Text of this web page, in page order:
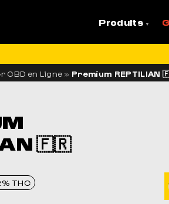
Produits
CBD en Ligne » Premium REPTILIAN
🇫🇷
THC